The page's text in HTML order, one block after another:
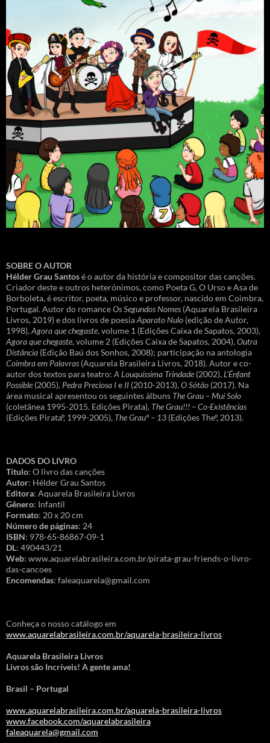
SOBRE O AUTOR
Hélder Grau Santosé o autor da história e compositor das canções.
Criador deste e outros heterónimos, como Poeta G, O Urso e Asa de
Borboleta, é escritor, poeta, músico e professor, nascido em Coimbra,
Portugal. Autor do romanceOs Segundos Nomes (Aquarela Brasileira
Livros, 2019) e dos livros de poesiaAparato Nulo (edição de Autor,
1998),Agora que chegaste, volume 1 (Edições Caixa de Sapatos, 2003),
Agora que chegaste, volume 2 (Edições Caixa de Sapatos, 2004),Outra
Distância (Edição Baú dos Sonhos, 2008); participação na antologia
Coimbra em Palavras (Aquarela Brasileira Livros, 2018). Autor e co-
autor dos textos para teatro: A Louquíssima Trindade (2002),L’Énfant
Possible (2005), Pedra Preciosa Ie II (2010-2013),O Sótão (2017). Na
área musical apresentou os seguintes álbuns The Grau – Mui Solo
(coletânea 1995-2015. Edições Pirata), The Grau!!! – Co-Existências
(Edições Pirataº, 1999-2005), The Grauº – 13 (Edições Theº, 2013).
DADOS DO LIVRO
Título: O livro das canções
Autor: Hélder Grau Santos
Editora: Aquarela Brasileira Livros
Gênero: Infantil
Formato: 20 x 20 cm
Número de páginas: 24
ISBN: 978-65-86867-09-1
DL: 490443/21
Web: www.aquarelabrasileira.com.br/pirata-grau-friends-o-livro-
das-cancoes
Encomendas: faleaquarela@gmail.com
Conheça o nosso catálogo em
www.aquarelabrasileira.com.br/aquarela-brasileira-livros
Aquarela Brasileira Livros
Livros são Incríveis! A gente ama!
Brasil – Portugal
www.aquarelabrasileira.com.br/aquarela-brasileira-livros
www.facebook.com/aquarelabrasileira
faleaquarela@gmail.com